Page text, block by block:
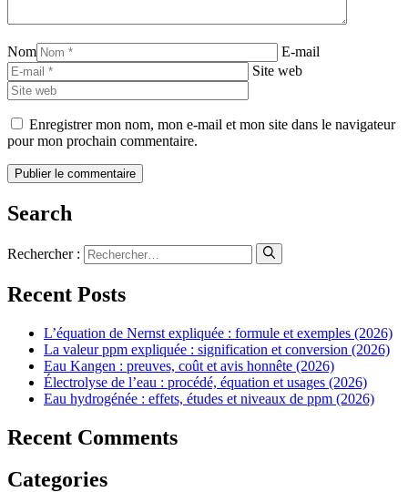
Nom
E-mail
Site web
Enregistrer mon nom, mon e-mail et mon site dans le navigateur
pour mon prochain commentaire.
Search
Rechercher :
Recent Posts
L’équation de Nernst expliquée : formule et exemples (2026)
La valeur ppm expliquée : signification et conversion (2026)
Eau Kangen : preuves, coût et avis honnête (2026)
Électrolyse de l’eau : procédé, équation et usages (2026)
Eau hydrogénée : effets, études et niveaux de ppm (2026)
Recent Comments
Categories